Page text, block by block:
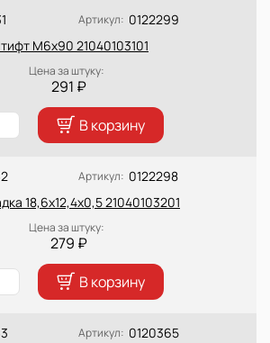
Артикул: 0122299
М6х90 21040103101
Цена за штуку:
291 ₽
В корзину
Артикул: 0122298
18,6х12,4х0,5 21040103201
Цена за штуку:
279 ₽
В корзину
Артикул: 0120365